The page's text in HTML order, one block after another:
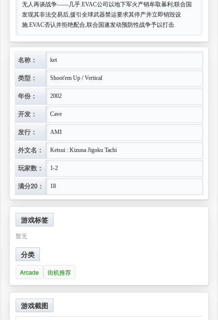
无人再谈战争——几乎.EVAC公司以地下军火产销牟取暴利;联合国
发现其非法交易后,援引全球武器禁运要求其停产并立即销毁设
施.EVAC否认并拒绝配合,联合国遂发动预防性战争予以打击.
名称： ket
类型： Shoot'em Up / Vertical
年份： 2002
开发： Cave
发行： AMI
外文名： Ketsui : Kizuna Jigoku Tachi
玩家数： 1-2
满分20： 18
游戏标签
暂无
分类
Arcade 街机推荐
游戏截图